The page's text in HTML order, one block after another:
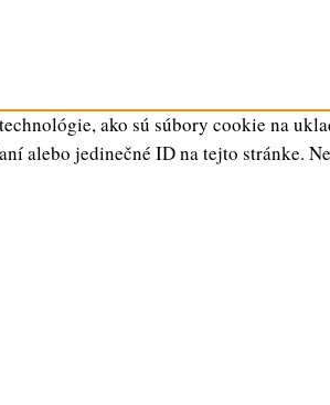
ako sú súbory cookie na
alebo jedinečné ID na tejto stránke.